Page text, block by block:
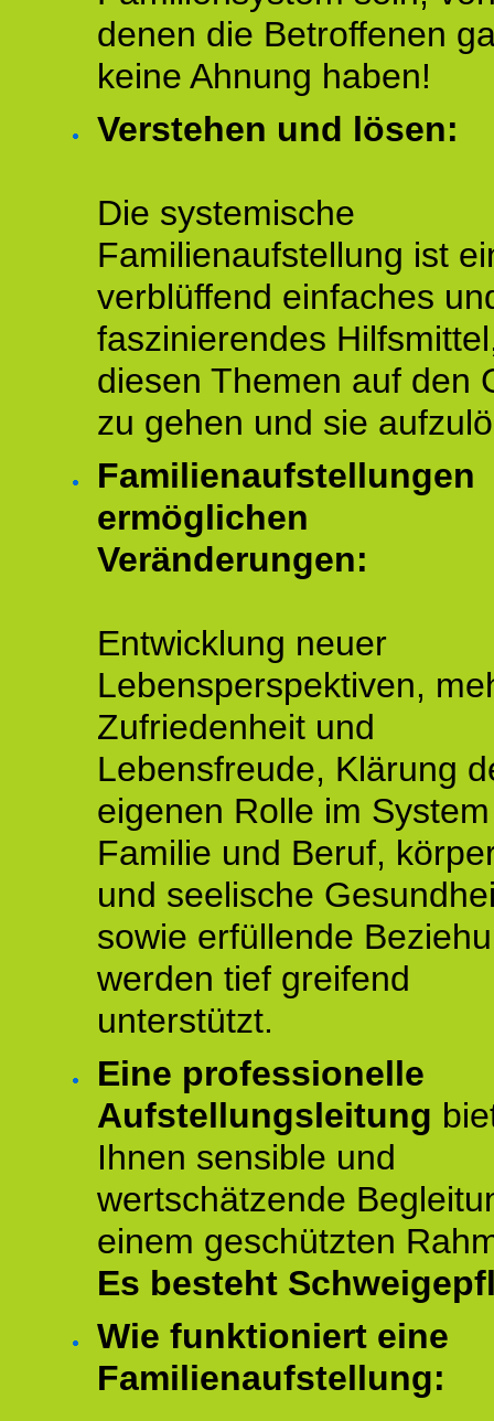
denen die Betroffenen
keine Ahnung haben!
Verstehen und lösen:
Die systemische
Familienaufstellung ist
verblüffend einfaches
faszinierendes
diesen Themen auf den
zu gehen und sie
Familienaufstellungen
ermöglichen
Veränderungen:
Entwicklung neuer
Lebensperspektiven,
Zufriedenheit und
Lebensfreude, Klärung
eigenen Rolle im
Familie und Beruf,
und seelische
sowie erfüllende
werden tief greifend
unterstützt.
Eine professionelle
Aufstellungsleitung
Ihnen sensible und
wertschätzende
einem geschützten
Es besteht
Wie funktioniert eine
Familienaufstellung: